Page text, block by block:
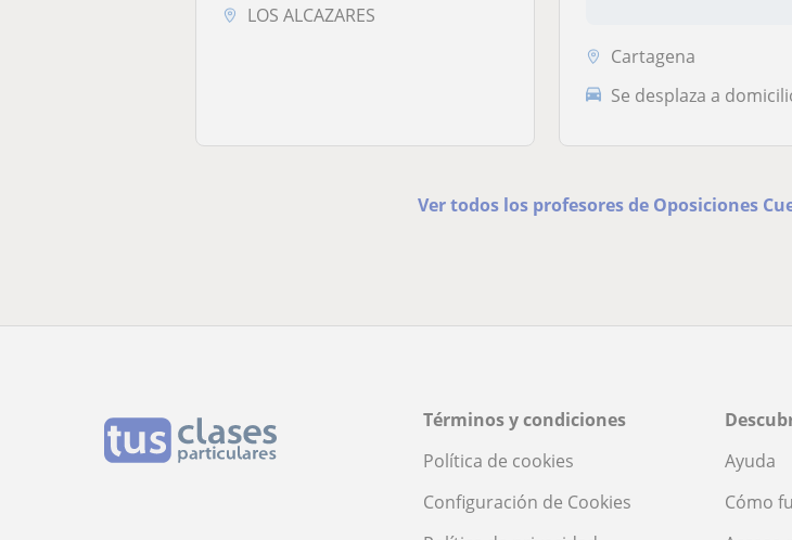
LOS ALCAZARES
Cartagena
Se desplaza a
Ver todos los profesores de Oposiciones
Términos y condiciones
Política de cookies
Configuración de Cookies
Ayuda
Cómo